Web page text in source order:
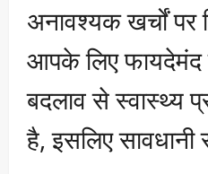
अनावश्यक खर्चों
आपके लिए फायदेमंद
बदलाव से स्वास्थ्य
है, इसलिए सावधानी